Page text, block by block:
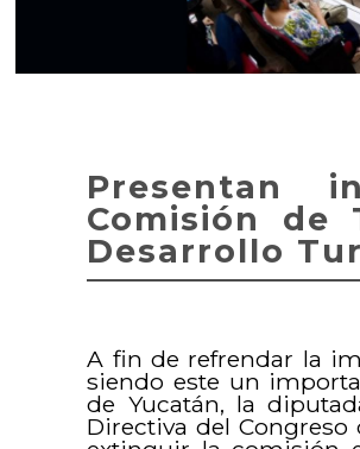
Presentan
Comisión de
Desarrollo
A fin de refrendar la
siendo este un
de Yucatán, la
Directiva del